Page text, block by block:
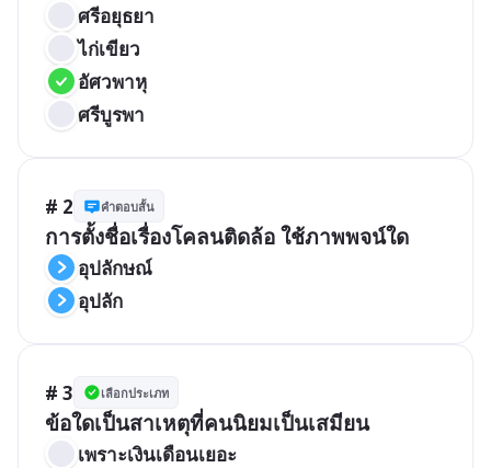
ศรีอยุธยา
ไก่เขียว
อัศวพาหุ
ศรีบูรพา
# 2 คำตอบสั้น
การตั้งชื่อเรื่องโคลนติดล้อ ใช้ภาพพจน์ใด
อุปลักษณ์
อุปลัก
# 3 เลือกประเภท
ข้อใดเป็นสาเหตุที่คนนิยมเป็นเสมียน
เพราะเงินเดือนเยอะ